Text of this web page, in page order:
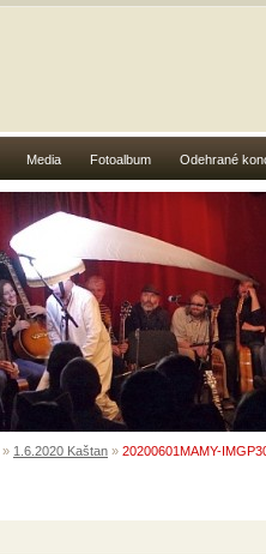
Media Fotoalbum Odehrané
» 1.6.2020 Kaštan » 20200601MAMY-